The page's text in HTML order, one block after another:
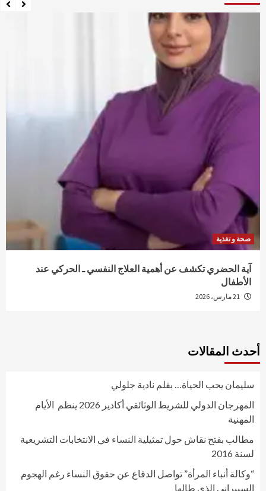
صحة و تغذية
آية الحضري تكشف عن أهمية العلاج النفسي ـ الحركي عند
الأطفال
أحدث المقالات
سليمان يحب الحياة… بقلم نادية جلولي
المهرجان الدولي للشريط الوثائقي أكادير 2026 ينظم الأيام
المهنية
مطالب بفتح نقاش حول تمثيلية النساء في الانتخابات التشريعية
لسنة 2016
“وكالة أنباء المرأة” تواصل الدفاع عن حقوق النساء رغم الهجوم
السيبراني الذي طالها